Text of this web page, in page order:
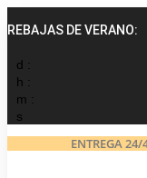
al
REBAJAS DE VERANO:
d :
h :
m :
s
ENTREGA 24/